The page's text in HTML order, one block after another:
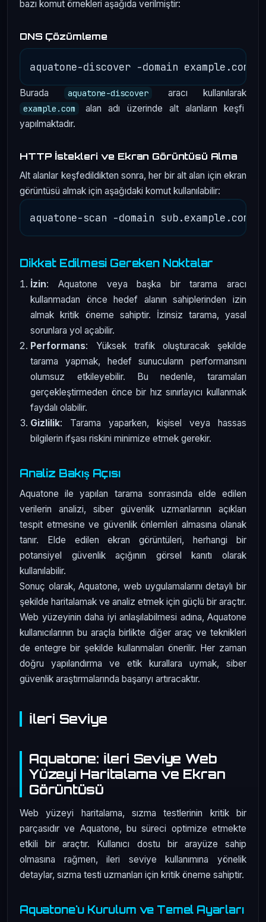
bazı komut örnekleri aşağıda verilmiştir:
DNS Çözümleme
Burada aquatone-discover aracı kullanılarak
example.com
alan adı üzerinde alt alanların keşfi
yapılmaktadır.
HTTP İstekleri ve Ekran Görüntüsü Alma
Alt alanlar keşfedildikten sonra, her bir alt alan için ekran
görüntüsü almak için aşağıdaki komut kullanılabilir:
Dikkat Edilmesi Gereken Noktalar
İzin: Aquatone veya başka bir tarama aracı
kullanmadan önce hedef alanın sahiplerinden izin
almak kritik öneme sahiptir. İzinsiz tarama, yasal
sorunlara yol açabilir.
Performans: Yüksek trafik oluşturacak şekilde
tarama yapmak, hedef sunucuların performansını
olumsuz etkileyebilir. Bu nedenle, taramaları
gerçekleştirmeden önce bir hız sınırlayıcı kullanmak
faydalı olabilir.
Gizlilik: Tarama yaparken, kişisel veya hassas
bilgilerin ifşası riskini minimize etmek gerekir.
Analiz Bakış Açısı
Aquatone ile yapılan tarama sonrasında elde edilen
verilerin analizi, siber güvenlik uzmanlarının açıkları
tespit etmesine ve güvenlik önlemleri almasına olanak
tanır. Elde edilen ekran görüntüleri, herhangi bir
potansiyel güvenlik açığının görsel kanıtı olarak
kullanılabilir.
Sonuç olarak, Aquatone, web uygulamalarını detaylı bir
şekilde haritalamak ve analiz etmek için güçlü bir araçtır.
Web yüzeyinin daha iyi anlaşılabilmesi adına, Aquatone
kullanıcılarının bu araçla birlikte diğer araç ve teknikleri
de entegre bir şekilde kullanmaları önerilir. Her zaman
doğru yapılandırma ve etik kurallara uymak, siber
güvenlik araştırmalarında başarıyı artıracaktır.
İleri Seviye
Aquatone: İleri Seviye Web
Yüzeyi Haritalama ve Ekran
Görüntüsü
Web yüzeyi haritalama, sızma testlerinin kritik bir
parçasıdır ve Aquatone, bu süreci optimize etmekte
etkili bir araçtır. Kullanıcı dostu bir arayüze sahip
olmasına rağmen, ileri seviye kullanımına yönelik
detaylar, sızma testi uzmanları için kritik öneme sahiptir.
Aquatone'u Kurulum ve Temel Ayarları